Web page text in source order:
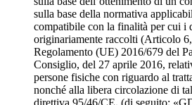
sulla base della normativa
compatibile con la finalità per cui i
originariamente raccolti (Articolo
Regolamento (UE) 2016/679 del
Consiglio, del 27 aprile 2016,
persone fisiche con riguardo al
nonché alla libera circolazione di
direttiva 95/46/CE, (di seguito: